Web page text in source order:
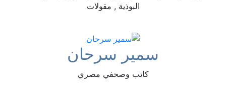
البوذية , مقولات
سمير سرحان
كاتب وصحفي مصري